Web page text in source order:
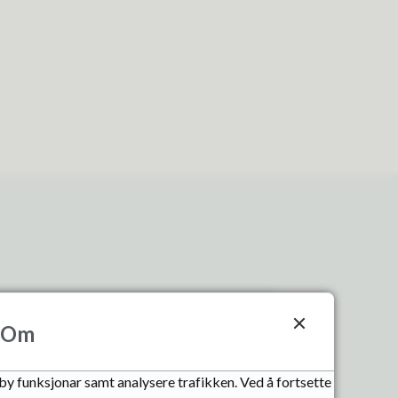
møtedokument
Om
funksjonar samt analysere trafikken. Ved å fortsette